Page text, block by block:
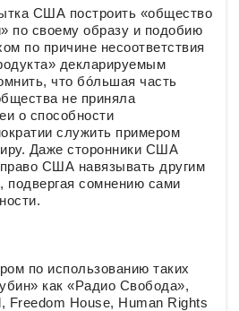
США построить «общество
по своему образу и подобию
по причине несоответствия
декларируемым
что бóльшая часть
не приняла
о способности
служить примером
Даже сторонники США
США навязывать другим
подвергая сомнению сами
по использованию таких
как «Радио Свобода»,
Freedom House, Human Rights